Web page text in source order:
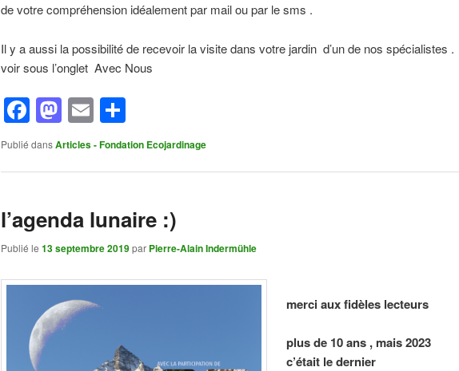
de votre compréhension idéalement par mail ou par le sms .
Il y a aussi la possibilité de recevoir la visite dans votre jardin d’un de nos spécialistes .
voir sous l’onglet Avec Nous
Facebook
Mastodon
Email
Publié dansArticles - Fondation Ecojardinage
l’agenda lunaire :)
Publié le 13 septembre 2019par Pierre-Alain Indermühle
merci aux fidèles lecteurs
plus de 10 ans , mais 2023
c’était le dernier